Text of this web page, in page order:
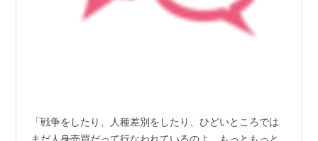
「戦争をしたり、人種差別をしたり、ひどいところでは
まだ人身売買だって行なわれているのよ。もっともっと